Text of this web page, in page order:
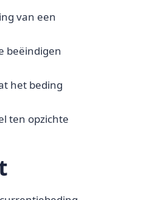
van een
beëindigen
het beding
ten opzichte